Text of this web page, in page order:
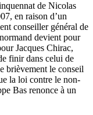
de Nicolas
en raison d’un
conseiller général de
devient pour
Jacques Chirac,
finir dans celui de
brièvement le conseil
la loi contre le non-
Bas renonce à un